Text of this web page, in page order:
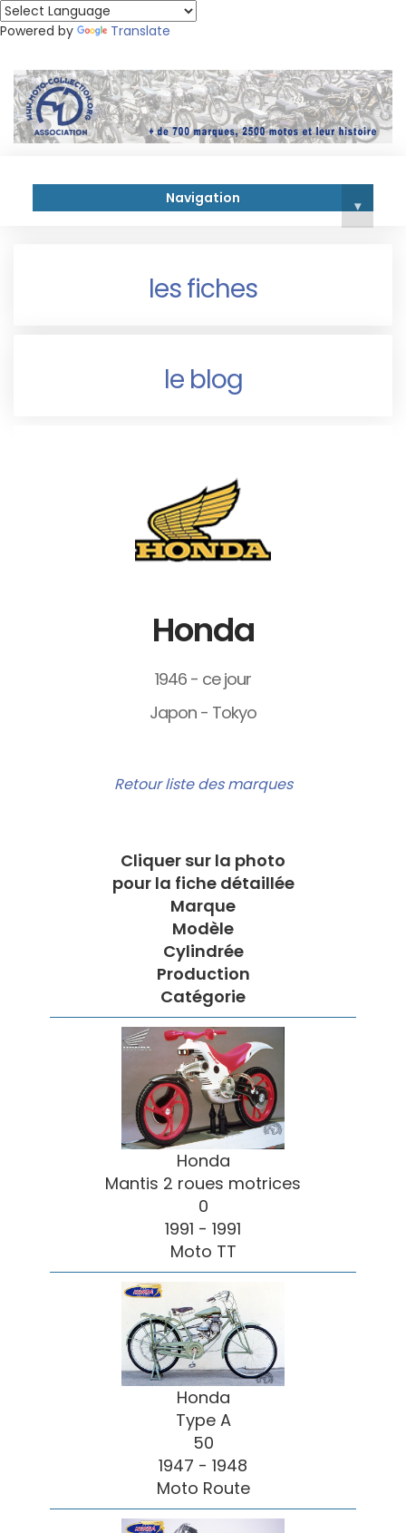
Powered by Translate
Navigation ▾
les fiches
le blog
Honda
1946 - ce jour
Japon - Tokyo
Retour liste des marques
Cliquer sur la photo
pour la fiche détaillée
Marque
Modèle
Cylindrée
Production
Catégorie
Honda
Mantis 2 roues motrices
0
1991 - 1991
Moto TT
Honda
Type A
50
1947 - 1948
Moto Route